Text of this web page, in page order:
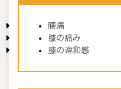
腰痛
膝の痛み
膝の違和感